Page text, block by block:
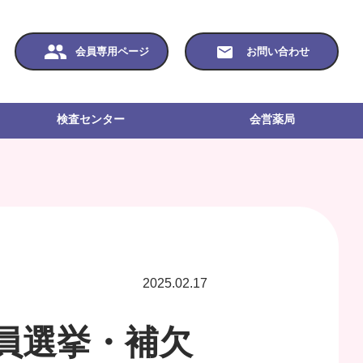
会員専用ページ お問い合わせ
検査センター 会営薬局
2025.02.17
選挙・補欠